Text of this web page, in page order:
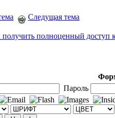
Следущая тема
получить полноценный доступ
Пароль